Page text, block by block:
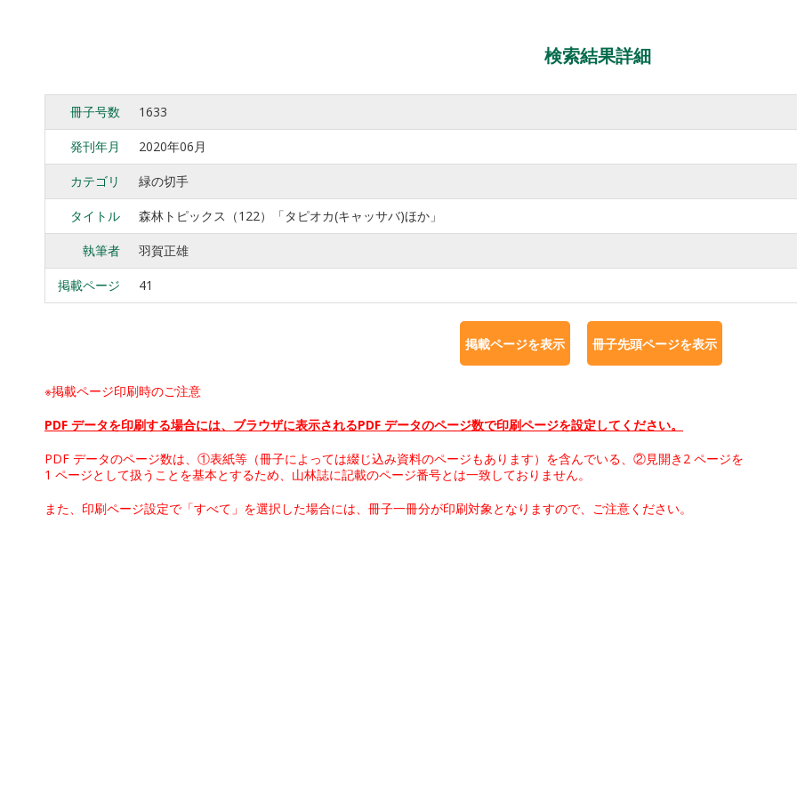
検索結果詳細
冊子号数 1633
発刊年月 2020年06月
カテゴリ 緑の切手
タイトル 森林トピックス（122）「タピオカ(キャッサバ)ほか」
執筆者 羽賀正雄
掲載ページ 41
※掲載ページ印刷時のご注意
PDF データを印刷する場合には、ブラウザに表示されるPDF データのページ数で印刷ページを設定してください。
PDF データのページ数は、①表紙等（冊子によっては綴じ込み資料のページもあります）を含んでいる、②見開き2 ページを
1 ページとして扱うことを基本とするため、山林誌に記載のページ番号とは一致しておりません。
また、印刷ページ設定で「すべて」を選択した場合には、冊子一冊分が印刷対象となりますので、ご注意ください。